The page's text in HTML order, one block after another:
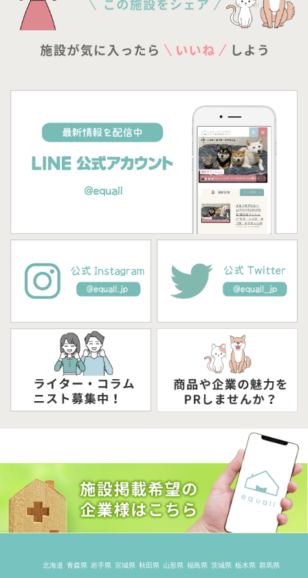
北海道 青森県 岩手県 宮城県 秋田県 山形県 福島県 茨城県 栃木県 群馬県